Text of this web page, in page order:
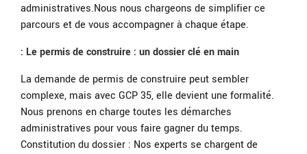
administratives.Nous nous chargeons de simplifier ce
parcours et de vous accompagner à chaque étape.
: Le permis de construire : un dossier clé en main
La demande de permis de construire peut sembler
complexe, mais avec GCP 35, elle devient une formalité.
Nous prenons en charge toutes les démarches
administratives pour vous faire gagner du temps.
Constitution du dossier : Nos experts se chargent de